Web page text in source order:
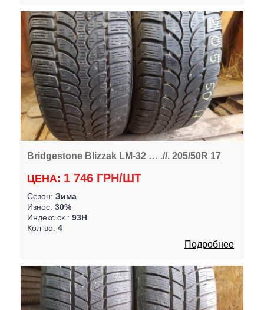
Bridgestone Blizzak LM-32 … .//. 205/50R 17
ЦЕНА: 1 746 ГРН/ШТ
Сезон: Зима
Износ: 30%
Индекс ск.: 93H
Кол-во: 4
Подробнее